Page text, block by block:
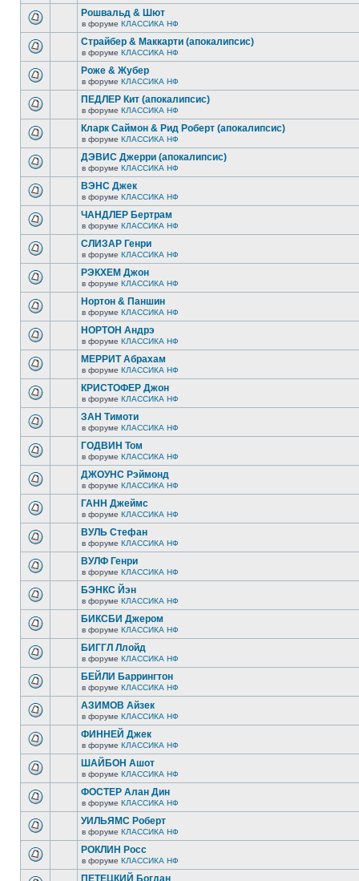
Рошвальд & Шют
в форуме КЛАССИКА НФ
Страйбер & Маккарти (апокалипсис)
в форуме КЛАССИКА НФ
Роже & Жубер
в форуме КЛАССИКА НФ
ПЕДЛЕР Кит (апокалипсис)
в форуме КЛАССИКА НФ
Кларк Саймон & Рид Роберт (апокалипсис)
в форуме КЛАССИКА НФ
ДЭВИС Джерри (апокалипсис)
в форуме КЛАССИКА НФ
ВЭНС Джек
в форуме КЛАССИКА НФ
ЧАНДЛЕР Бертрам
в форуме КЛАССИКА НФ
СЛИЗАР Генри
в форуме КЛАССИКА НФ
РЭКХЕМ Джон
в форуме КЛАССИКА НФ
Нортон & Паншин
в форуме КЛАССИКА НФ
НОРТОН Андрэ
в форуме КЛАССИКА НФ
МЕРРИТ Абрахам
в форуме КЛАССИКА НФ
КРИСТОФЕР Джон
в форуме КЛАССИКА НФ
ЗАН Тимоти
в форуме КЛАССИКА НФ
ГОДВИН Том
в форуме КЛАССИКА НФ
ДЖОУНС Рэймонд
в форуме КЛАССИКА НФ
ГАНН Джеймс
в форуме КЛАССИКА НФ
ВУЛЬ Стефан
в форуме КЛАССИКА НФ
ВУЛФ Генри
в форуме КЛАССИКА НФ
БЭНКС Йэн
в форуме КЛАССИКА НФ
БИКСБИ Джером
в форуме КЛАССИКА НФ
БИГГЛ Ллойд
в форуме КЛАССИКА НФ
БЕЙЛИ Баррингтон
в форуме КЛАССИКА НФ
АЗИМОВ Айзек
в форуме КЛАССИКА НФ
ФИННЕЙ Джек
в форуме КЛАССИКА НФ
ШАЙБОН Ашот
в форуме КЛАССИКА НФ
ФОСТЕР Алан Дин
в форуме КЛАССИКА НФ
УИЛЬЯМС Роберт
в форуме КЛАССИКА НФ
РОКЛИН Росс
в форуме КЛАССИКА НФ
ПЕТЕЦКИЙ Богдан